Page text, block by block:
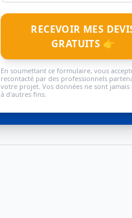
RECEVOIR MES
GRATUITS 👉
En soumettant ce formulaire, vous
recontacté par des professionnels
votre projet. Vos données ne sont jamais
à d'autres fins.